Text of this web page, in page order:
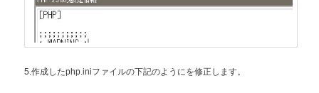
5.作成したphp.iniファイルの下記のようにを修正します。